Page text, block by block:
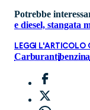
Potrebbe
e diesel, stangata
LEGGI L'ARTICOLO
Carburantibenzina